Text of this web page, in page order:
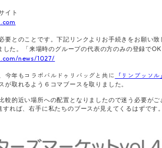
イト
要とのことです。下記リンクよりお手続きをお願い致
た。「来場時のグループの代表の方のみの登録でOK
news/1027/
今年もコラボバルドゥリバッグと共に 「リンブッソル
が取れるよう６コマブースを取りました。
較的近い場所への配置となりましたので迷う必要がご
れば、右手に私たちのブースが見えてくるはずです。